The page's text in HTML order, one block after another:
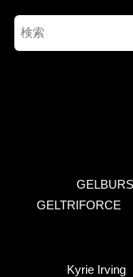
GELTRIFORCE
Kyrie Irving